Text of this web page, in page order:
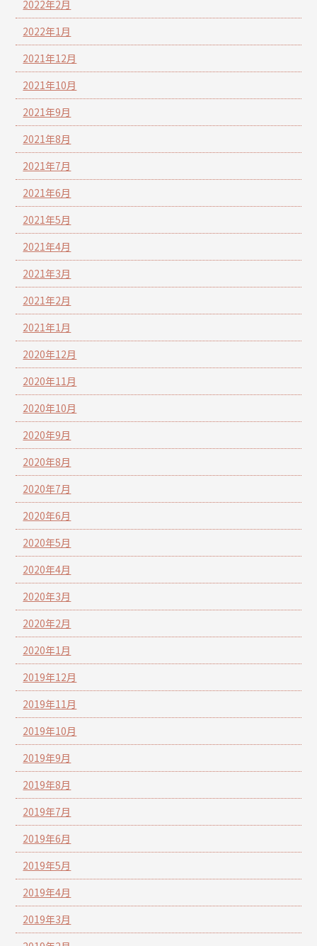
2022年2月
2022年1月
2021年12月
2021年10月
2021年9月
2021年8月
2021年7月
2021年6月
2021年5月
2021年4月
2021年3月
2021年2月
2021年1月
2020年12月
2020年11月
2020年10月
2020年9月
2020年8月
2020年7月
2020年6月
2020年5月
2020年4月
2020年3月
2020年2月
2020年1月
2019年12月
2019年11月
2019年10月
2019年9月
2019年8月
2019年7月
2019年6月
2019年5月
2019年4月
2019年3月